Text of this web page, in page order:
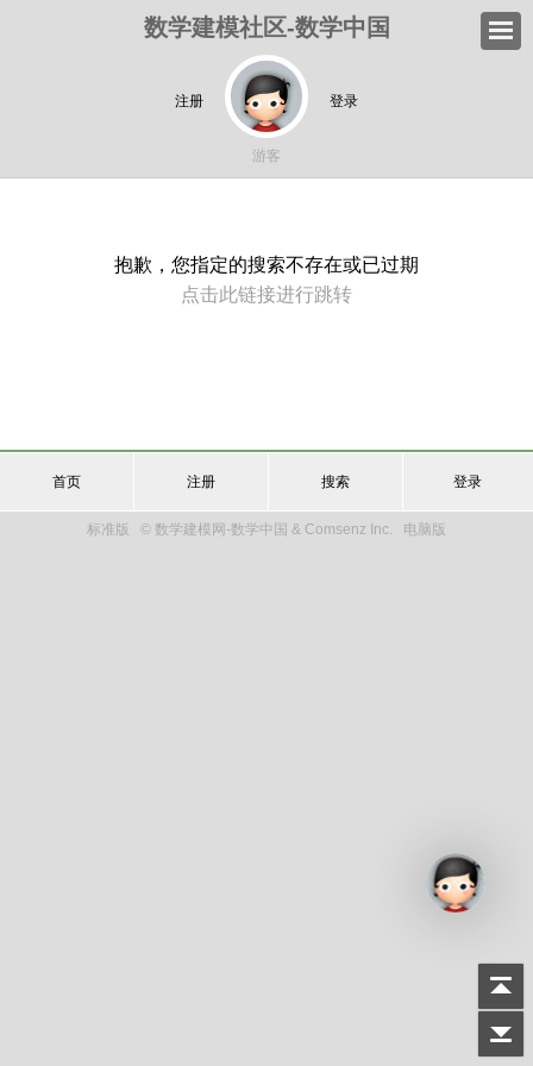
数学建模社区-数学中国
注册 登录
游客
抱歉，您指定的搜索不存在或已过期
点击此链接进行跳转
首页 注册 搜索 登录
标准版 © 数学建模网-数学中国 & Comsenz Inc. 电脑版